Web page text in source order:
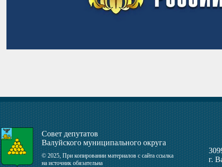
Совет депутатов
Валуйского муниципального округа
© 2025, При копировании материалов с сайта ссылка
на источник обязательна
г.